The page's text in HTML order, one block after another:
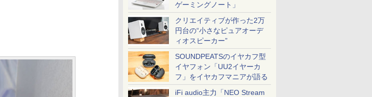
ゲーミングノート」
クリエイティブが作った2万
円台の“小さなピュアオーデ
ィオスピーカー”
SOUNDPEATSのイヤカフ型
イヤフォン「UU2イヤーカ
フ」をイヤカフマニアが語る
iFi audio主力「NEO Stream